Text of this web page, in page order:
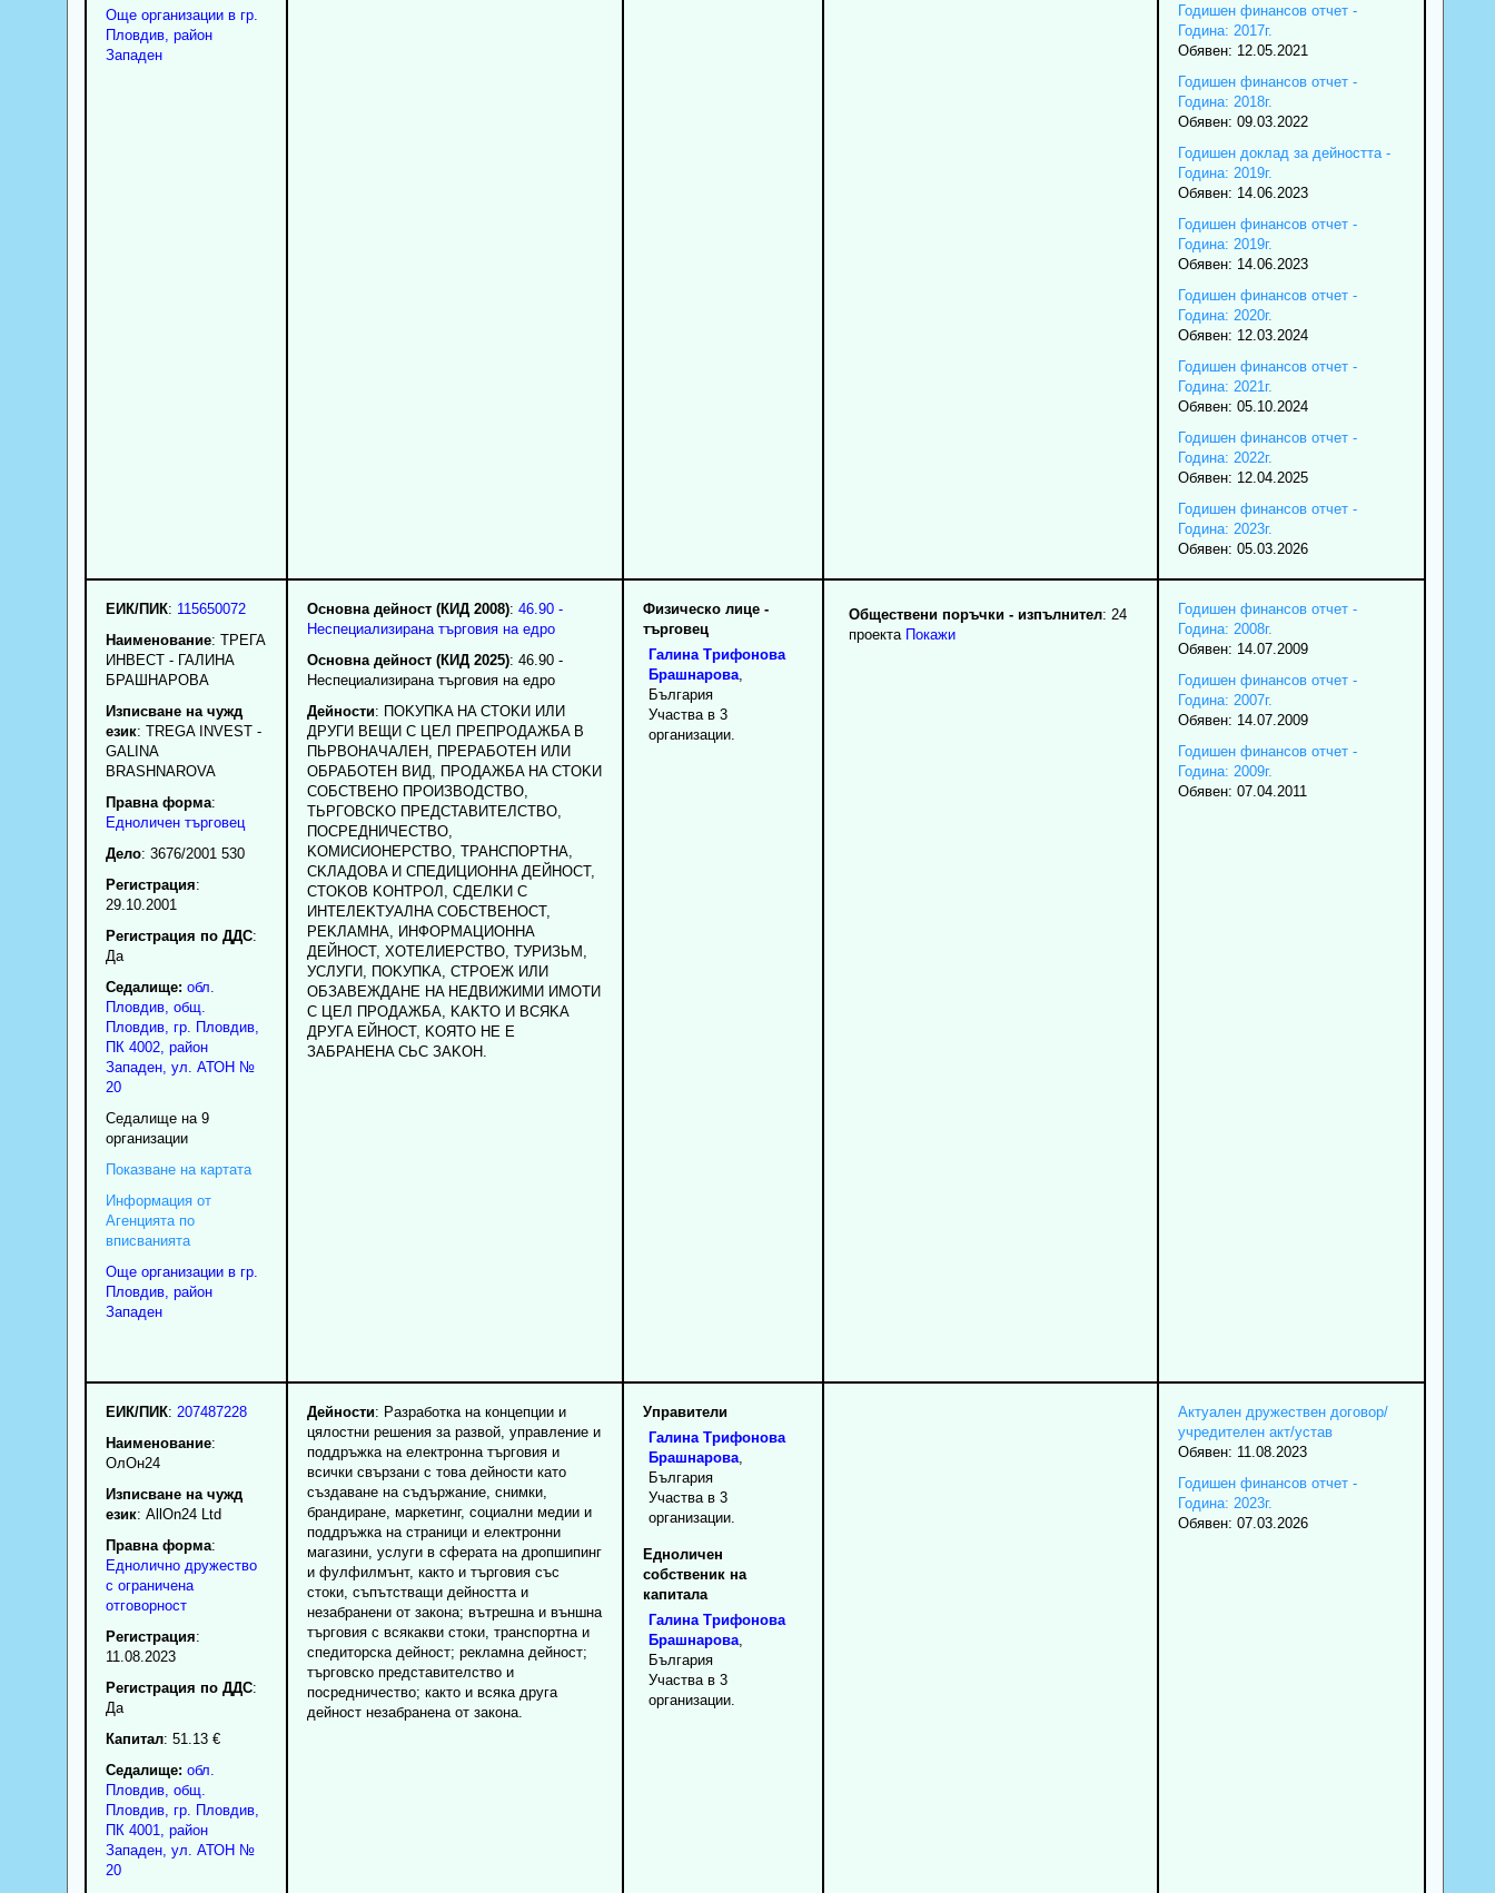
Още организации в гр.
Пловдив, район
Западен
Годишен финансов отчет -
Година: 2017г.
Обявен: 12.05.2021
Годишен финансов отчет -
Година: 2018г.
Обявен: 09.03.2022
Годишен доклад за дейността -
Година: 2019г.
Обявен: 14.06.2023
Годишен финансов отчет -
Година: 2019г.
Обявен: 14.06.2023
Годишен финансов отчет -
Година: 2020г.
Обявен: 12.03.2024
Годишен финансов отчет -
Година: 2021г.
Обявен: 05.10.2024
Годишен финансов отчет -
Година: 2022г.
Обявен: 12.04.2025
Годишен финансов отчет -
Година: 2023г.
Обявен: 05.03.2026
ЕИК/ПИК: 115650072
Наименование: ТРЕГА
ИНВЕСТ - ГАЛИНА
БРАШНАРОВА
Изписване на чужд
език: TREGA INVEST -
GALINA
BRASHNAROVA
Правна форма:
Едноличен търговец
Дело: 3676/2001 530
Регистрация:
29.10.2001
Регистрация по ДДС:
Да
Седалище: обл.
Пловдив, общ.
Пловдив, гр. Пловдив,
ПК 4002, район
Западен, ул. АТОН №
20
Седалище на 9
организации
Показване на картата
Информация от
Агенцията по
вписванията
Още организации в гр.
Пловдив, район
Западен
Основна дейност (КИД 2008): 46.90 -
Неспециализирана търговия на едро
Основна дейност (КИД 2025): 46.90 -
Неспециализирана търговия на едро
Дейности: ПOKУПKA HA CTOKИ ИЛИ
ДPУГИ BEЩИ C ЦEЛ ПPEПPOДAЖБA B
ПЬPBOHAЧAЛEH, ПPEPAБOTEH ИЛИ
OБPAБOTEH BИД, ПPOДAЖБA HA CTOKИ
COБCTBEHO ПPOИЗBOДCTBO,
TЬPГOBCKO ПPEДCTABИTEЛCTBO,
ПOCPEДHИЧECTBO,
KOMИCИOHEPCTBO, TPAHCПOPTHA,
CKЛAДOBA И CПEДИЦИOHHA ДEЙHOCT,
CTOKOB KOHTPOЛ, CДEЛKИ C
ИHTEЛEKTУAЛHA COБCTBEHOCT,
PEKЛAMHA, ИHФOPMAЦИOHHA
ДEЙHOCT, XOTEЛИEPCTBO, TУPИЗЬM,
УCЛУГИ, ПOKУПKA, CTPOEЖ ИЛИ
OБЗABEЖДAHE HA HEДBИЖИMИ ИMOTИ
C ЦEЛ ПPOДAЖБA, KAKTO И BCЯKA
ДPУГA EЙHOCT, KOЯTO HE E
ЗAБPAHEHA CЬC ЗAKOH.
Физическо лице -
търговец
Галина Трифонова
Брашнарова,
България
Участва в 3
организации.
Обществени поръчки - изпълнител: 24
проекта Покажи
Годишен финансов отчет -
Година: 2008г.
Обявен: 14.07.2009
Годишен финансов отчет -
Година: 2007г.
Обявен: 14.07.2009
Годишен финансов отчет -
Година: 2009г.
Обявен: 07.04.2011
ЕИК/ПИК: 207487228
Наименование:
ОлОн24
Изписване на чужд
език: AllOn24 Ltd
Правна форма:
Еднолично дружество
с ограничена
отговорност
Регистрация:
11.08.2023
Регистрация по ДДС:
Да
Капитал: 51.13 €
Седалище: обл.
Пловдив, общ.
Пловдив, гр. Пловдив,
ПК 4001
район
Западен, ул. АТОН №
20
Дейности: Разработка на концепции и
цялостни решения за развой, управление и
поддръжка на електронна търговия и
всички свързани с това дейности като
създаване на съдържание, снимки,
брандиране, маркетинг, социални медии и
поддръжка на страници и електронни
магазини, услуги в сферата на дропшипинг
и фулфилмънт, както и търговия със
стоки, съпътстващи дейността и
незабранени от закона; вътрешна и външна
търговия с всякакви стоки, транспортна и
спедиторска дейност; рекламна дейност;
търговско представителство и
посредничество; както и всяка друга
дейност незабранена от закона.
Управители
Галина Трифонова
Брашнарова,
България
Участва в 3
организации.
Едноличен
собственик на
капитала
Галина Трифонова
Брашнарова,
България
Участва в 3
организации.
Актуален дружествен договор/
учредителен акт/устав
Обявен: 11.08.2023
Годишен финансов отчет -
Година: 2023г.
Обявен: 07.03.2026